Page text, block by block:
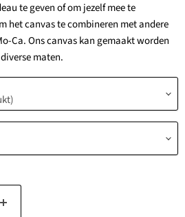
te geven of om jezelf mee te
het canvas te combineren met andere
Ca. Ons canvas kan gemaakt worden
maten.